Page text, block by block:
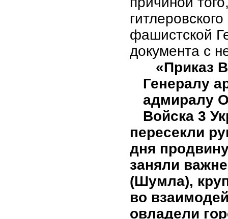
фашистской
документа с
«Приказ
Генералу
адмиралу
Войска 3
пересекли
дня
заняли
(Шумла),
во
овладели